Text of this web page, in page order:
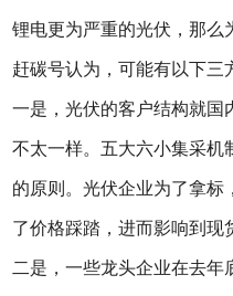
锂电更为严重的光伏，那么
赶碳号认为，可能有以下三
一是，光伏的客户结构就国
不太一样。五大六小集采机
的原则。光伏企业为了拿标
了价格踩踏，进而影响到现
二是，一些龙头企业在去